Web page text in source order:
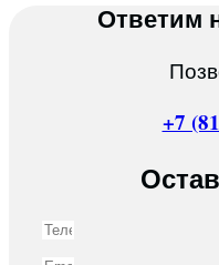
Ответим
+7